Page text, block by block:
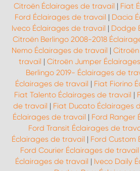
Citroën Éclairages de travail | Fiat
Ford Éclairages de travail | Dacia
Iveco Éclairages de travail | Dodge
Citroën Berlingo 2008-2018
Nemo Éclairages de travail |
travail | Citroën Jumper
Berlingo 2019- Éclairages de
Éclairages de travail | Fiat Fiorino
Fiat Talento Éclairages de travail |
de travail | Fiat Ducato Éclairages
Éclairages de travail | Ford Ranger
Ford Transit Éclairages de
Éclairages de travail | Ford Custom
Ford Courier Éclairages de travail
Éclairages de travail | Iveco Daily